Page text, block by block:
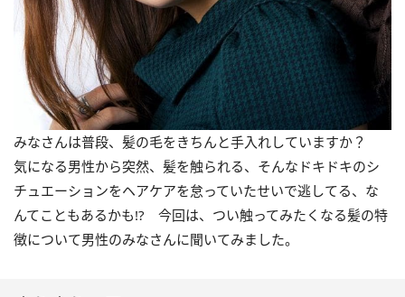
みなさんは普段、髪の毛をきちんと手入れしていますか？
気になる男性から突然、髪を触られる、そんなドキドキのシ
チュエーションをヘアケアを怠っていたせいで逃してる、な
んてこともあるかも!? 今回は、つい触ってみたくなる髪の特
徴について男性のみなさんに聞いてみました。